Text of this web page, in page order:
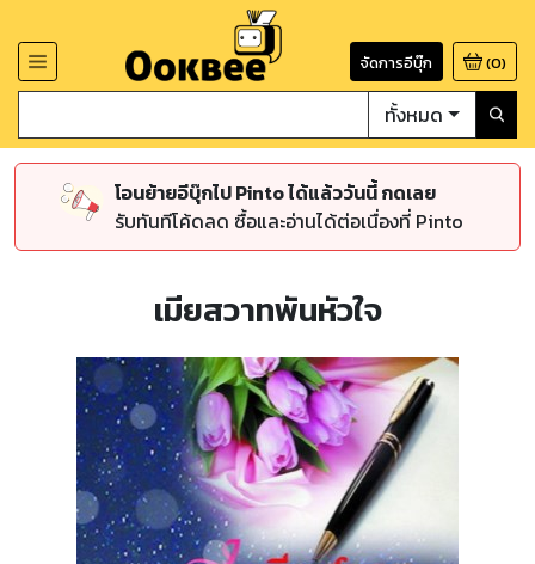
จัดการอีบุ๊ก (0)
ทั้งหมด
โอนย้ายอีบุ๊กไป Pinto ได้แล้ววันนี้ กดเลย
รับทันทีโค้ดลด ซื้อและอ่านได้ต่อเนื่องที่ Pinto
เมียสวาทพันหัวใจ